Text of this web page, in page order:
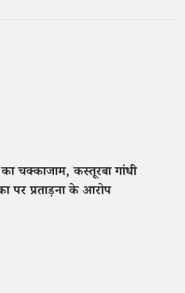
चक्काजाम, कस्तूरबा गांधी
पर प्रताड़ना के आरोप